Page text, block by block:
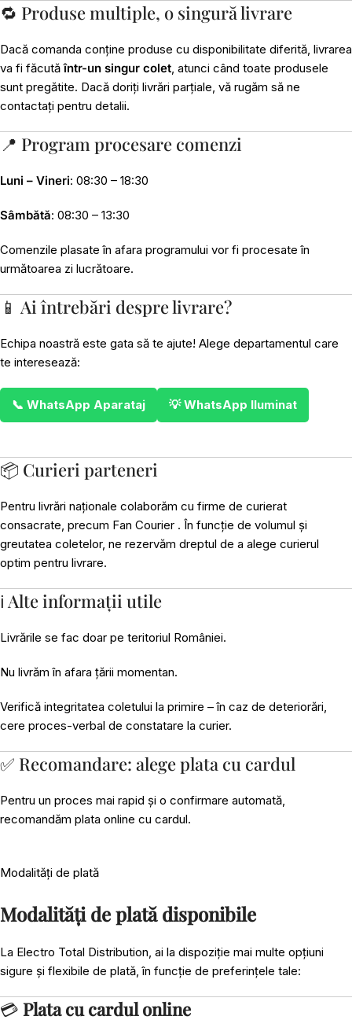
🔁 Produse multiple, o singură livrare
Dacă comanda conține produse cu disponibilitate diferită, livrarea
va fi făcutăîntr-un singur colet, atunci când toate produsele
sunt pregătite. Dacă doriți livrări parțiale, vă rugăm să ne
contactați pentru detalii.
📍 Program procesare comenzi
Luni – Vineri: 08:30 – 18:30
Sâmbătă: 08:30 – 13:30
Comenzile plasate în afara programului vor fi procesate în
următoarea zi lucrătoare.
📱 Ai întrebări despre livrare?
Echipa noastră este gata să te ajute! Alege departamentul care
te interesează:
📞 WhatsApp Aparataj 💡 WhatsApp Iluminat
📦 Curieri parteneri
Pentru livrări naționale colaborăm cu firme de curierat
consacrate, precum Fan Courier . În funcție de volumul și
greutatea coletelor, ne rezervăm dreptul de a alege curierul
optim pentru livrare.
ℹ️ Alte informații utile
Livrările se fac doar pe teritoriul României.
Nu livrăm în afara țării momentan.
Verifică integritatea coletului la primire – în caz de deteriorări,
cere proces-verbal de constatare la curier.
✅ Recomandare: alege plata cu cardul
Pentru un proces mai rapid și o confirmare automată,
recomandăm plata online cu cardul.
Modalități de plată
Modalități de plată disponibile
La Electro Total Distribution, ai la dispoziție mai multe opțiuni
sigure și flexibile de plată, în funcție de preferințele tale:
💳 Plata cu cardul online